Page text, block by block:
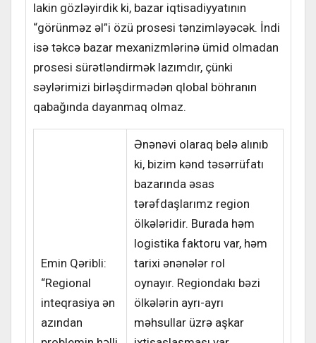
lakin gözləyirdik ki, bazar iqtisadiyyatının
“görünməz əl”i özü prosesi tənzimləyəcək. İndi
isə təkcə bazar mexanizmlərinə ümid olmadan
prosesi sürətləndirmək lazımdır, çünki
səylərimizi birləşdirmədən qlobal böhranın
qabağında dayanmaq olmaz.
Emin Qəribli:
“Regional
inteqrasiya ən
azından
Ənənəvi olaraq belə alınıb
ki, bizim kənd təsərrüfatı
bazarında əsas
tərəfdaşlarımz region
ölkələridir. Burada həm
logistika faktoru var, həm
tarixi ənənələr rol
oynayır. Regiondakı bəzi
ölkələrin ayrı-ayrı
məhsullar üzrə aşkar